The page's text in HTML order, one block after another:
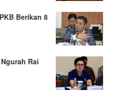
Berikan 8
Rai